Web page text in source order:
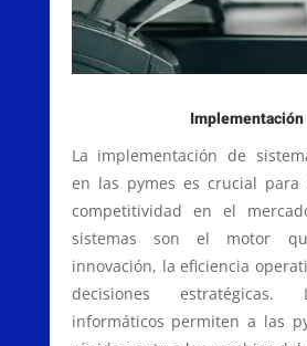
Implementación
La implementación de
en las pymes es crucial para
competitividad en el
sistemas son el motor
innovación, la eficiencia
decisiones estratégicas.
informáticos permiten a las